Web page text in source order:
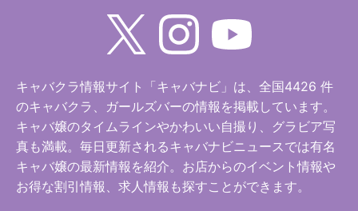
キャバクラ情報サイト「キャバナビ」は、全国4426 件
のキャバクラ、ガールズバーの情報を掲載しています。
キャバ嬢のタイムラインやかわいい自撮り、グラビア写
真も満載。毎日更新されるキャバナビニュースでは有名
キャバ嬢の最新情報を紹介。お店からのイベント情報や
お得な割引情報、求人情報も探すことができます。